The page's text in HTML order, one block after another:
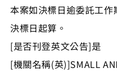
本案如決標日逾委託工
決標日起算。
[是否刊登英文公告]是
[機關名稱(英)]SMALL